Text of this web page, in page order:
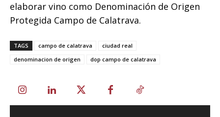
elaborar vino como Denominación de Origen
Protegida Campo de Calatrava.
TAGS campo de calatrava
ciudad real
denominacion de origen
dop campo de calatrava